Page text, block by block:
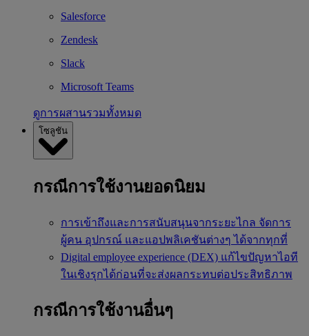
Salesforce
Zendesk
Slack
Microsoft Teams
ดูการผสานรวมทั้งหมด
โซลูชัน
กรณีการใช้งานยอดนิยม
การเข้าถึงและการสนับสนุนจากระยะไกล จัดการ
ผู้คน อุปกรณ์ และแอปพลิเคชันต่างๆ ได้จากทุกที่
Digital employee experience (DEX) แก้ไขปัญหาไอที
ในเชิงรุกได้ก่อนที่จะส่งผลกระทบต่อประสิทธิภาพ
กรณีการใช้งานอื่นๆ